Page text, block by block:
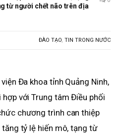
từ người chết não trên địa
ĐÀO TẠO, TIN TRONG NƯỚC
Đa khoa tỉnh Quảng Ninh,
hợp với Trung tâm Điều phối
chương trình can thiệp
tỷ lệ hiến mô, tạng từ